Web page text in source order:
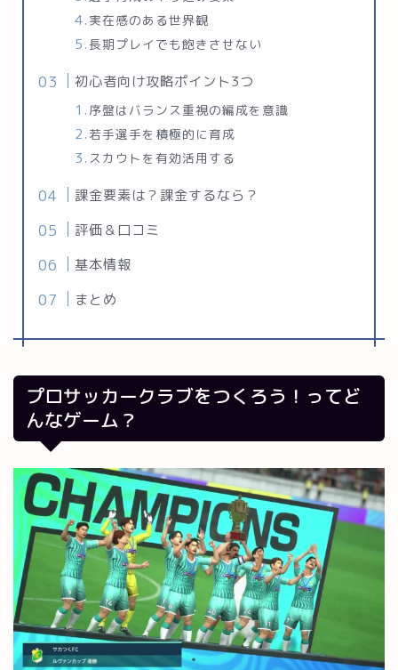
実在感のある世界観
長期プレイでも飽きさせない
初心者向け攻略ポイント3つ
序盤はバランス重視の編成を意識
若手選手を積極的に育成
スカウトを有効活用する
課金要素は？課金するなら？
評価＆口コミ
基本情報
まとめ
プロサッカークラブをつくろう！ってど
んなゲーム？